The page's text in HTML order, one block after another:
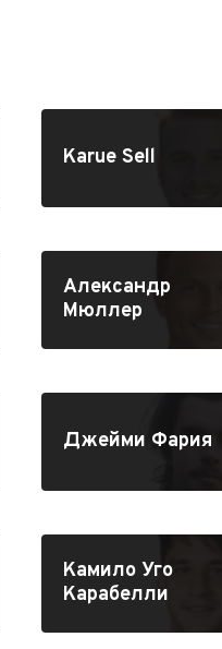
Karue Sell
Александр
Мюллер
Джейми Фария
Камило Уго
Карабелли